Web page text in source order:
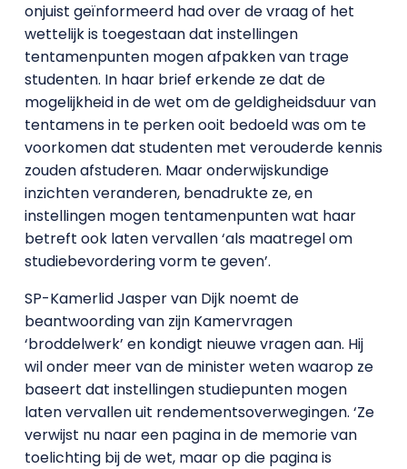
onjuist geïnformeerd had over de vraag of het
wettelijk is toegestaan dat instellingen
tentamenpunten mogen afpakken van trage
studenten. In haar brief erkende ze dat de
mogelijkheid in de wet om de geldigheidsduur van
tentamens in te perken ooit bedoeld was om te
voorkomen dat studenten met verouderde kennis
zouden afstuderen. Maar onderwijskundige
inzichten veranderen, benadrukte ze, en
instellingen mogen tentamenpunten wat haar
betreft ook laten vervallen ‘als maatregel om
studiebevordering vorm te geven’.
SP-Kamerlid Jasper van Dijk noemt de
beantwoording van zijn Kamervragen
‘broddelwerk’ en kondigt nieuwe vragen aan. Hij
wil onder meer van de minister weten waarop ze
baseert dat instellingen studiepunten mogen
laten vervallen uit rendementsoverwegingen. ‘Ze
verwijst nu naar een pagina in de memorie van
toelichting bij de wet, maar op die pagina is